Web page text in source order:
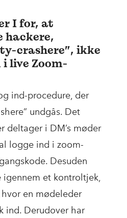
I for, at
hackere,
crashere”, ikke
live Zoom-
ind-procedure, der
undgås. Det
deltager i DM’s møder
logge ind i zoom-
Desuden
igennem et kontroltjek,
hvor en mødeleder
ind. Derudover har